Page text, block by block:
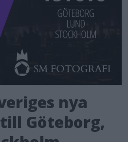
nya
Göteborg,